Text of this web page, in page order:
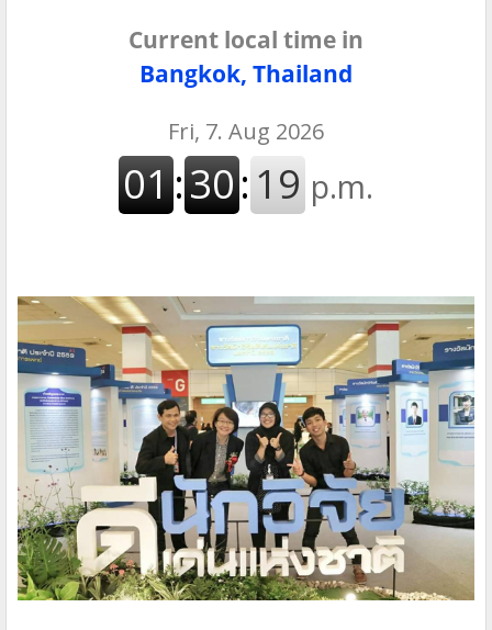
Current local time in
Bangkok, Thailand